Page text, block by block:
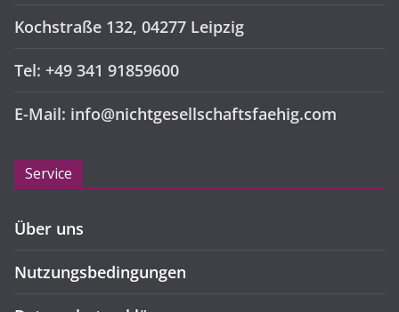
Kochstraße 132, 04277 Leipzig
Tel: +49 341 91859600
E-Mail: info@nichtgesellschaftsfaehig.com
Service
Über uns
Nutzungsbedingungen